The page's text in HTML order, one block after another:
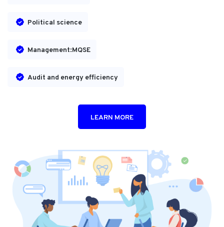
Political science
Management:MQSE
Audit and energy efficiency
LEARN MORE